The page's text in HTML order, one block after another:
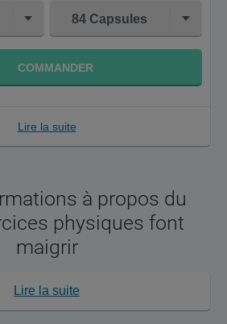
84 Capsules
COMMANDER
Lire la suite
à propos du
physiques font
maigrir
Lire la suite